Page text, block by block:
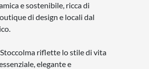
e sostenibile, ricca di
di design e locali dal
riflette lo stile di vita
elegante e